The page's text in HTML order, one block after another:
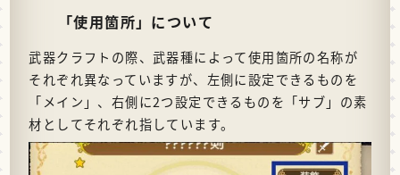
「使用箇所」について
武器クラフトの際、武器種によって使用箇所の名称が
それぞれ異なっていますが、左側に設定できるものを
「メイン」、右側に2つ設定できるものを「サブ」の素
材としてそれぞれ指しています。